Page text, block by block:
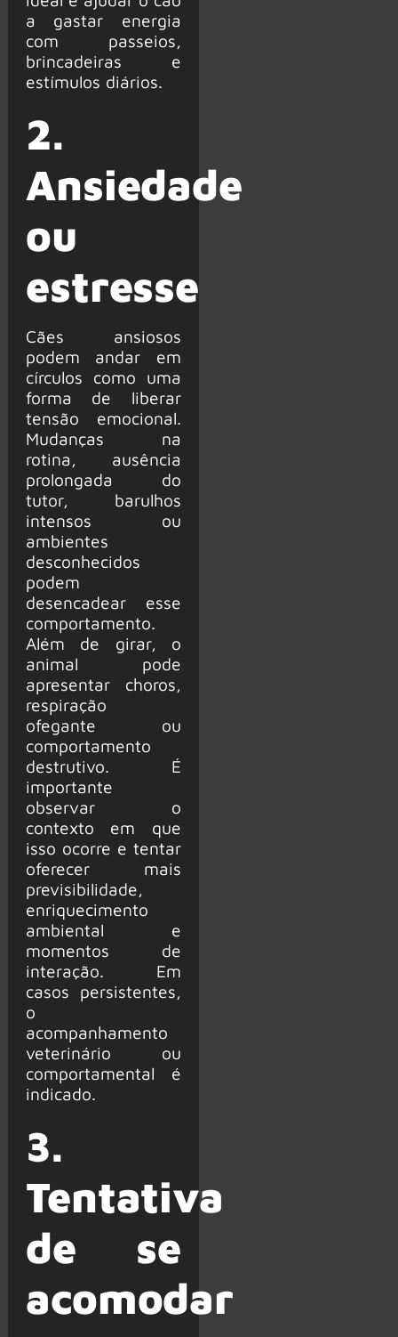
a gastar energia
com passeios,
brincadeiras e
estímulos diários.
2.
Ansiedade
ou
estresse
Cães ansiosos
podem andar em
círculos como uma
forma de liberar
tensão emocional.
Mudanças na
rotina, ausência
prolongada do
tutor, barulhos
intensos ou
ambientes
desconhecidos
podem
desencadear esse
comportamento.
Além de girar, o
animal pode
apresentar choros,
respiração
ofegante ou
comportamento
destrutivo. É
importante
observar o
contexto em que
isso ocorre e tentar
oferecer mais
previsibilidade,
enriquecimento
ambiental e
momentos de
interação. Em
casos persistentes,
o
acompanhamento
veterinário ou
comportamental é
indicado.
3.
Tentativa
de se
acomodar